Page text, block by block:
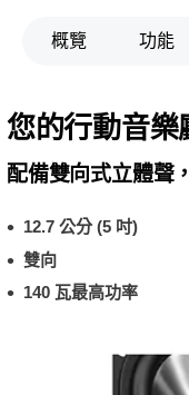
概覽 功能
您的行動音樂
配備雙向式立體聲
12.7 公分 (5 吋)
雙向
140 瓦最高功率